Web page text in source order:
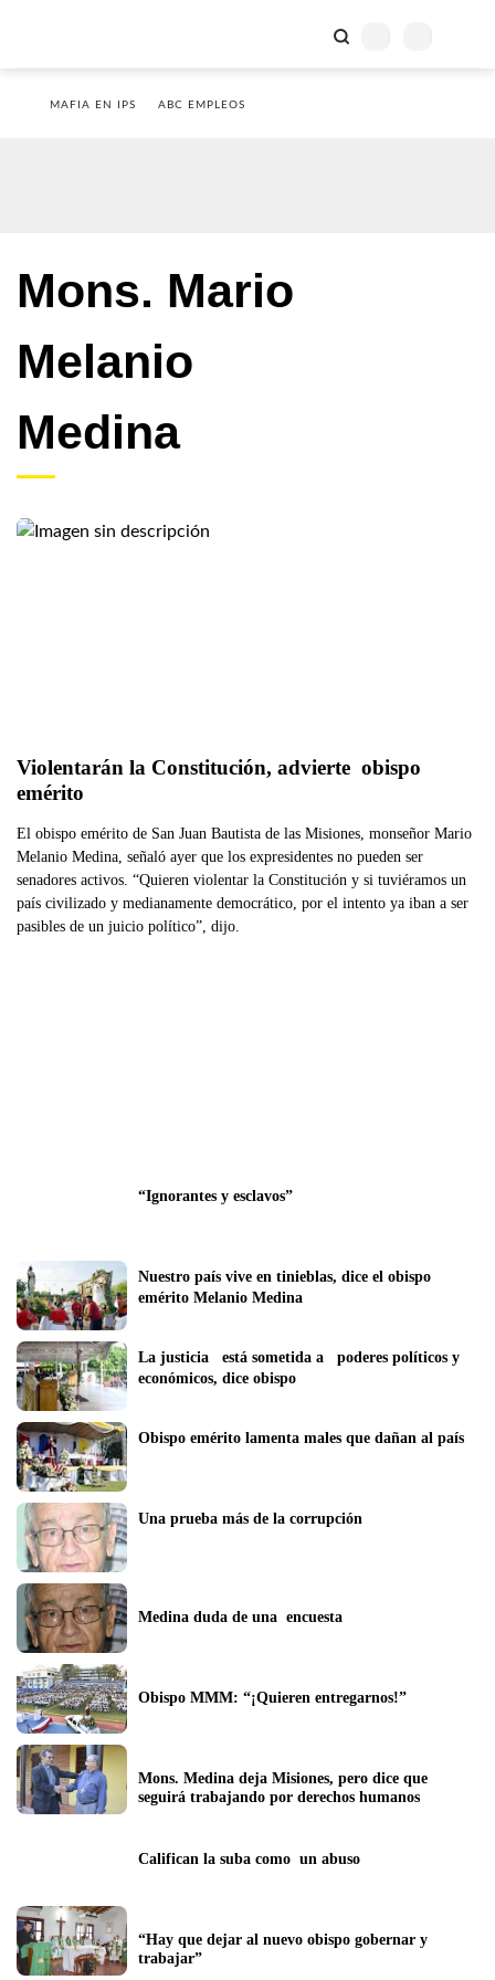
MAFIA EN IPS ABC EMPLEOS
Mons. Mario
Melanio
Medina
Violentarán la Constitución, advierte  obispo
emérito
El obispo emérito de San Juan Bautista de las Misiones, monseñor Mario
Melanio Medina, señaló ayer que los expresidentes no pueden ser
senadores activos. “Quieren violentar la Constitución y si tuviéramos un
país civilizado y medianamente democrático, por el intento ya iban a ser
pasibles de un juicio político”, dijo.
“Ignorantes y esclavos”
Nuestro país vive en tinieblas, dice el obispo
emérito Melanio Medina
La justicia   está sometida a   poderes políticos y
económicos, dice obispo
Obispo emérito lamenta males que dañan al país
Una prueba más de la corrupción
Medina duda de una  encuesta
Obispo MMM: “¡Quieren entregarnos!”
Mons. Medina deja Misiones, pero dice que
seguirá trabajando por derechos humanos
Califican la suba como  un abuso
“Hay que dejar al nuevo obispo gobernar y
trabajar”